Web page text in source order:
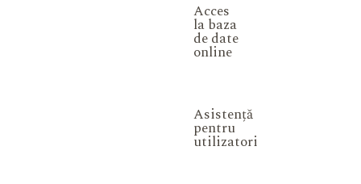
Acces
la baza
de date
online
Asistență
pentru
utilizatori